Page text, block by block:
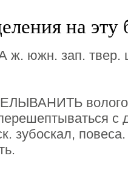
на эту
южн. зап. твер.
с
зубоскал,